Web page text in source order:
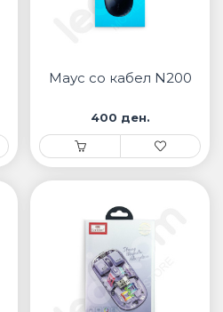
Маус со кабел N200
400 ден.